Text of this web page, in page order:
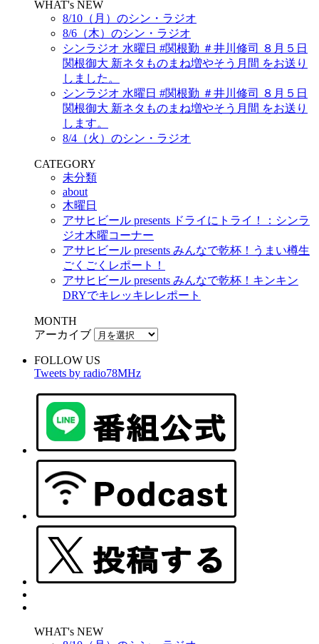
WHAT's NEW
8/10（月）のシン・ラジオ
8/6（木）のシン・ラジオ
シンラジオ 水曜日 #関根勤 ＃井川修司 ８月５日
関根御大 新ネタものまね増やそう月間 をお送り
しました。
シンラジオ 水曜日 #関根勤 ＃井川修司 ８月５日
関根御大 新ネタものまね増やそう月間 をお送り
します。
8/4（火）のシン・ラジオ
CATEGORY
未分類
about
木曜日
アサヒビール presents ドライにトライ！：シンラ
ジオ木曜コーナー
アサヒビール presents みんなで乾杯！うまい樽生
ごくごくレポート！
アサヒビール presents みんなで乾杯！キンキン
DRYでキレッキレレポート
MONTH
アーカイブ
FOLLOW US
Tweets by radio78MHz
WHAT's NEW